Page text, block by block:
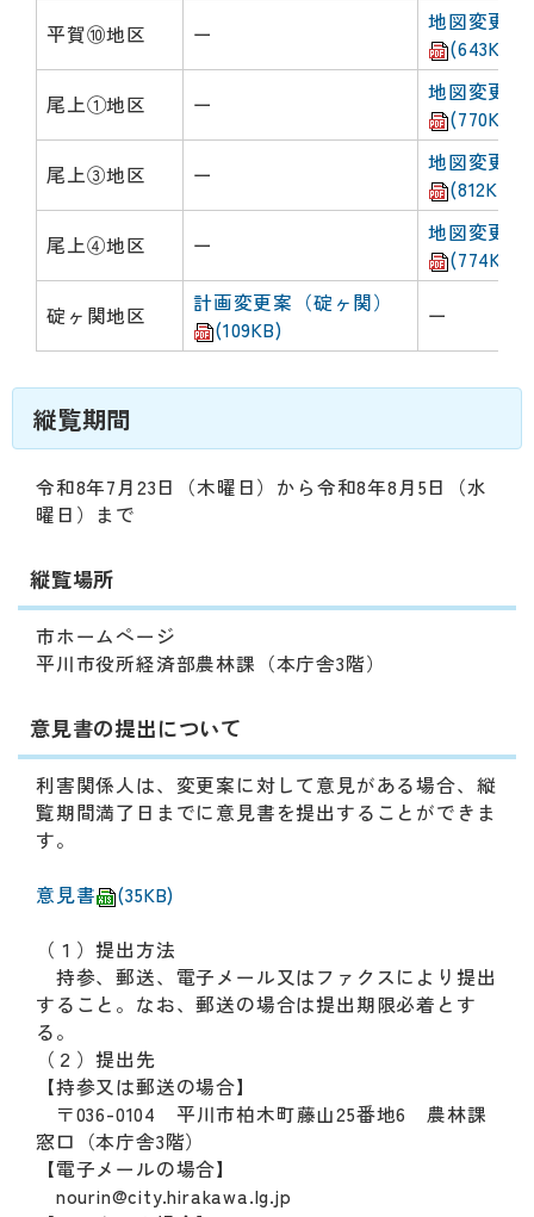
平賀⑩地区 ー
地図変更
(643KB)
尾上①地区 ー
地図変更
(770KB)
尾上③地区 ー
地図変更
(812KB)
尾上④地区 ー
地図変更
(774KB)
碇ヶ関地区
計画変更案（碇ヶ関）
(109KB)
ー
縦覧期間
令和8年7月23日（木曜日）から令和8年8月5日（水
曜日）まで
縦覧場所
市ホームページ
平川市役所経済部農林課（本庁舎3階）
意見書の提出について
利害関係人は、変更案に対して意見がある場合、縦
覧期間満了日までに意見書を提出することができま
す。
意見書
(35KB)
（１）提出方法
持参、郵送、電子メール又はファクスにより提出
すること。なお、郵送の場合は提出期限必着とす
る。
（２）提出先
【持参又は郵送の場合】
〒036-0104 平川市柏木町藤山25番地6 農林課
窓口（本庁舎3階）
【電子メールの場合】
nourin@city.hirakawa.lg.jp